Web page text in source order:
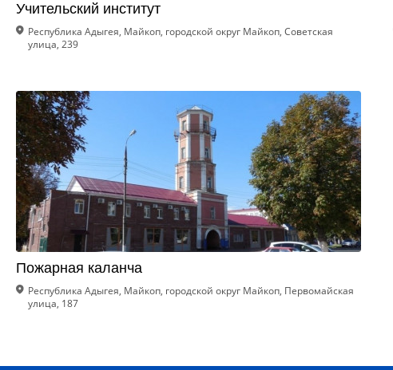
Учительский институт
Республика Адыгея, Майкоп, городской округ Майкоп, Советская
улица, 239
Пожарная каланча
Республика Адыгея, Майкоп, городской округ Майкоп, Первомайская
улица, 187